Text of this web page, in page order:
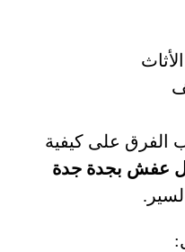
الفرق على كيفية
عفش بجدة جدة